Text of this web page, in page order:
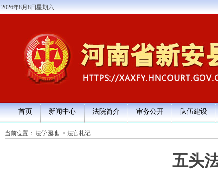
2026年8月8日星期六
首页 新闻中心 法院简介 审务公开 队伍建设
当前位置： 法学园地 -> 法官札记
五头